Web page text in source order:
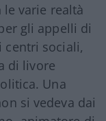
varie realtà
gli appelli di
centri sociali,
di livore
Una
si vedeva dai